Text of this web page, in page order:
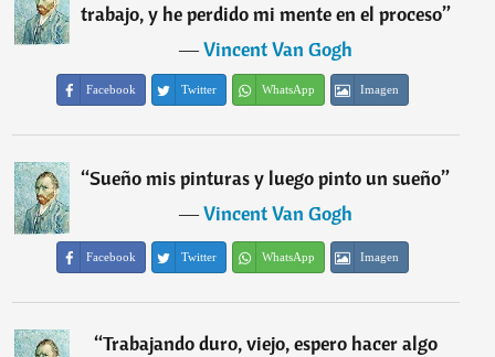
trabajo, y he perdido mi mente en el proceso”
―Vincent Van Gogh
Facebook Twitter WhatsApp Imagen
“Sueño mis pinturas y luego pinto un sueño”
―Vincent Van Gogh
Facebook Twitter WhatsApp Imagen
“Trabajando duro, viejo, espero hacer algo